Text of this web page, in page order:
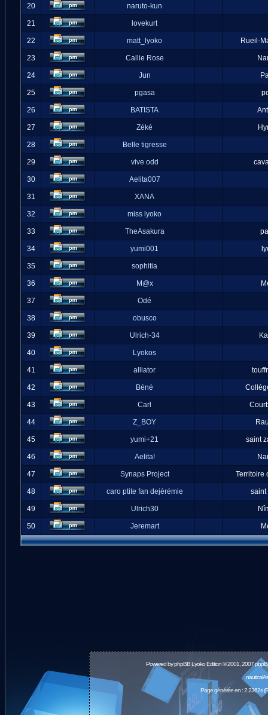
20 naruto-kun
21 lovekurt
22 matt_lyoko Rueil-
23 Callie Rose
24 Jun
25 pgasa
26 BATISTA
27 Zéké
28 Belle tigresse
29 vive odd
30 Aelita007
31 XANA
32 miss lyoko
33 TheAsakura
34 yumi001
35 sophitia
36 M@x
37 Odé
38 obusco
39 Ulrich-34
40 Lyokos
41 alliator
42 Béné
43 Carl
44 Z_BOY
45 yumi+21 saint
46 Aelita!
47 Synaps Project Territoire
48 caro ptite fan dejérémie saint
49 Ulrich30
50 Jeremart
Powered byphpBBLyoko Edition © 2001, 2007
Page générée en : 2.2362s